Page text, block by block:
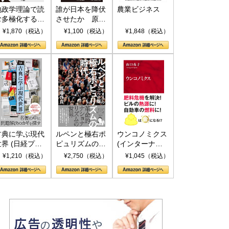
政学理論で読
多極化する世
トランプと
¥1,870（税込）
誰が日本を降伏
させたか 原爆
投下、ソ連参
(PHP新書)
¥1,100（税込）
農業ビジネス
¥1,848（税込）
典に学ぶ現代
界 (日経プレ
アシリーズ)
¥1,210（税込）
ルペンと極右ポ
ピュリズムの時
代：〈ヤヌス〉
¥2,750（税込）
ウンコノミクス
(インターナシ
ョナル新書)
¥1,045（税込）